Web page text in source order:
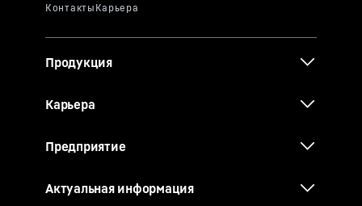
Продукция
Карьера
Предприятие
Актуальная информация